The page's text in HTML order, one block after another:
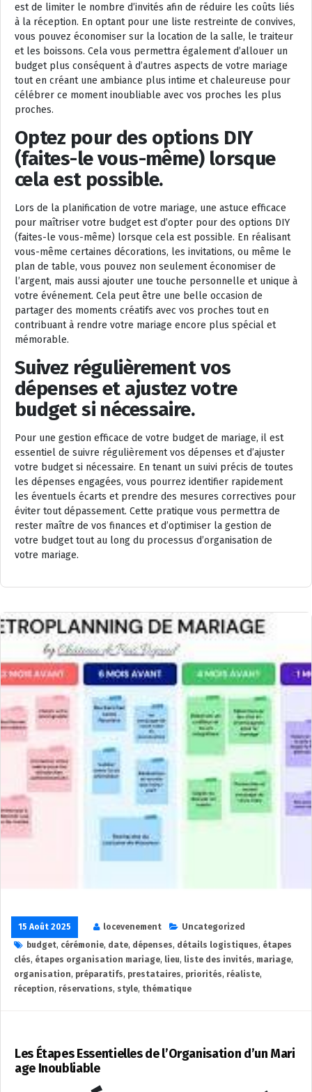
est de limiter le nombre d’invités afin de réduire les coûts liés
à la réception. En optant pour une liste restreinte de convives,
vous pouvez économiser sur la location de la salle, le traiteur
et les boissons. Cela vous permettra également d’allouer un
budget plus conséquent à d’autres aspects de votre mariage
tout en créant une ambiance plus intime et chaleureuse pour
célébrer ce moment inoubliable avec vos proches les plus
proches.
Optez pour des options DIY
(faites-le vous-même) lorsque
cela est possible.
Lors de la planification de votre mariage, une astuce efficace
pour maîtriser votre budget est d’opter pour des options DIY
(faites-le vous-même) lorsque cela est possible. En réalisant
vous-même certaines décorations, les invitations, ou même le
plan de table, vous pouvez non seulement économiser de
l’argent, mais aussi ajouter une touche personnelle et unique à
votre événement. Cela peut être une belle occasion de
partager des moments créatifs avec vos proches tout en
contribuant à rendre votre mariage encore plus spécial et
mémorable.
Suivez régulièrement vos
dépenses et ajustez votre
budget si nécessaire.
Pour une gestion efficace de votre budget de mariage, il est
essentiel de suivre régulièrement vos dépenses et d’ajuster
votre budget si nécessaire. En tenant un suivi précis de toutes
les dépenses engagées, vous pourrez identifier rapidement
les éventuels écarts et prendre des mesures correctives pour
éviter tout dépassement. Cette pratique vous permettra de
rester maître de vos finances et d’optimiser la gestion de
votre budget tout au long du processus d’organisation de
votre mariage.
15 Août 2025 locevenement
Uncategorized
budget, cérémonie, date, dépenses, détails logistiques, étapes
clés, étapes organisation mariage, lieu, liste des invités, mariage,
organisation, préparatifs, prestataires, priorités, réaliste,
réception, réservations, style, thématique
Les Étapes Essentielles de l’Organisation d’un Mari
age Inoubliable